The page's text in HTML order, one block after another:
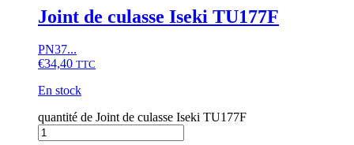
Joint de culasse Iseki TU177F
PN37...
€34,40 TTC
En stock
quantité de Joint de culasse Iseki TU177F